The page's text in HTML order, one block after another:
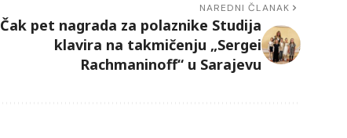
NAREDNI ČLANAK
Čak pet nagrada za polaznike Studija
klavira na takmičenju „Sergei
Rachmaninoff“ u Sarajevu